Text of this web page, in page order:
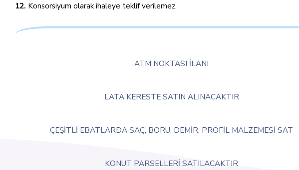
12. Konsorsiyum olarak ihaleye teklif verilemez.
ATM NOKTASI İLANI
LATA KERESTE SATIN ALINACAKTIR
ÇEŞİTLİ EBATLARDA SAÇ, BORU, DEMİR, PROFİL MALZEMESİ SAT
KONUT PARSELLERİ SATILACAKTIR